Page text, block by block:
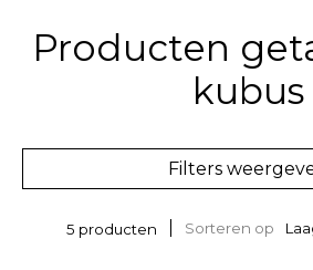
Producten
kubus
Filters
5 producten Sorteren op